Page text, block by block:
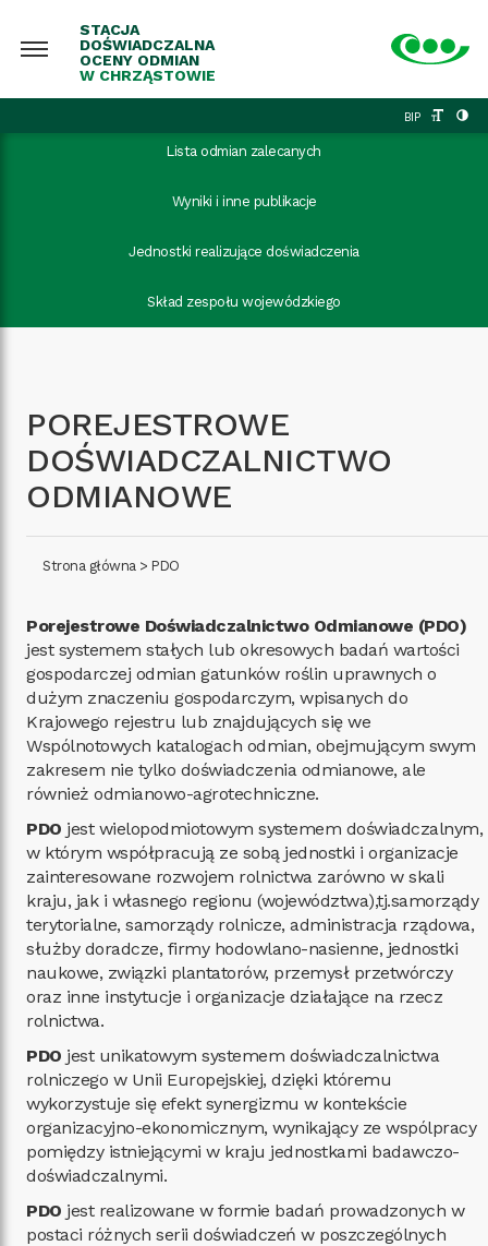
STACJA
DOŚWIADCZALNA
OCENY ODMIAN
W CHRZĄSTOWIE
BIP
Lista odmian zalecanych
Wyniki i inne publikacje
Jednostki realizujące doświadczenia
Skład zespołu wojewódzkiego
POREJESTROWE
DOŚWIADCZALNICTWO
ODMIANOWE
Strona główna> PDO
Porejestrowe Doświadczalnictwo Odmianowe (PDO)
jest systemem stałych lub okresowych badań wartości
gospodarczej odmian gatunków roślin uprawnych o
dużym znaczeniu gospodarczym, wpisanych do
Krajowego rejestru lub znajdujących się we
Wspólnotowych katalogach odmian, obejmującym swym
zakresem nie tylko doświadczenia odmianowe, ale
również odmianowo-agrotechniczne.
PDO jest wielopodmiotowym systemem doświadczalnym,
w którym współpracują ze sobą jednostki i organizacje
zainteresowane rozwojem rolnictwa zarówno w skali
kraju, jak i własnego regionu (województwa),tj.samorządy
terytorialne, samorządy rolnicze, administracja rządowa,
służby doradcze, firmy hodowlano-nasienne, jednostki
naukowe, związki plantatorów, przemysł przetwórczy
oraz inne instytucje i organizacje działające na rzecz
rolnictwa.
PDO jest unikatowym systemem doświadczalnictwa
rolniczego w Unii Europejskiej, dzięki któremu
wykorzystuje się efekt synergizmu w kontekście
organizacyjno-ekonomicznym, wynikający ze wspólpracy
pomiędzy istniejącymi w kraju jednostkami badawczo-
doświadczalnymi.
PDO jest realizowane w formie badań prowadzonych w
postaci różnych serii doświadczeń w poszczególnych